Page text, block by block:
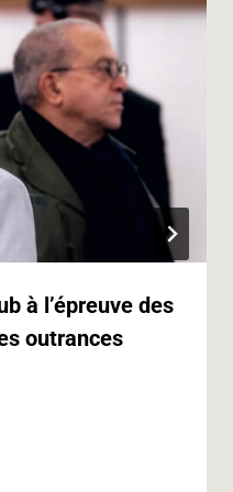
à l’épreuve des
outrances